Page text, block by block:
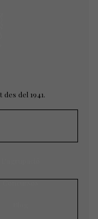
del 1941.
Concursos